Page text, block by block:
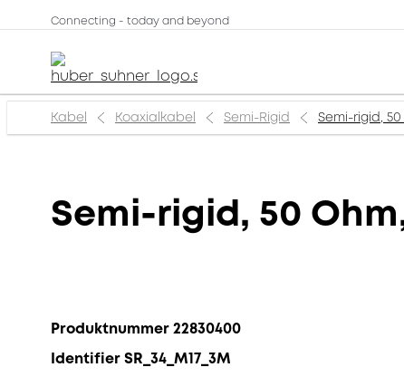
Connecting - today and beyond
Kabel Koaxialkabel Semi-Rigid Semi-rigid, 50
Semi-rigid, 50
Produktnummer 22830400
Identifier SR_34_M17_3M